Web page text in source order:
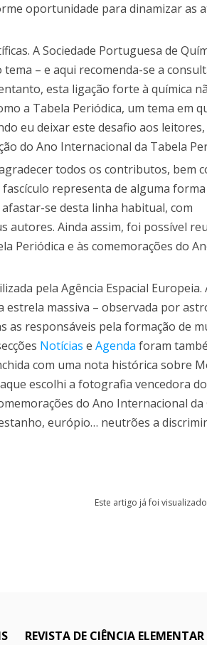
oportunidade para dinamizar as
A Sociedade Portuguesa de
– e aqui recomenda-se a
esta ligação forte à química
a Tabela Periódica, um tema em
eu deixar este desafio aos
do Ano Internacional da Tabela
todos os contributos, bem
representa de alguma
se desta linha habitual, com
autores. Ainda assim, foi possível
Periódica e às comemorações do
pela Agência Espacial Europeia.
estrela massiva – observada por
as responsáveis pela formação de
Notícias e Agenda foram
com uma nota histórica sobre
escolhi a fotografia vencedora do
do Ano Internacional da
európio… neutrões a
Este artigo já foi
REVISTA DE CIÊNCIA ELEMENTAR